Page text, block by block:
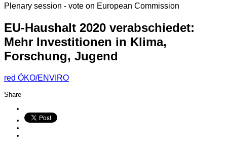
Plenary session - vote on European Commission
EU-Haushalt 2020 verabschiedet:
Mehr Investitionen in Klima,
Forschung, Jugend
red ÖKO/ENVIRO
Share